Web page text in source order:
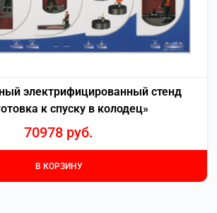
электрифицированный стенд
к спуску в колодец»
70978 руб.
В КОРЗИНУ